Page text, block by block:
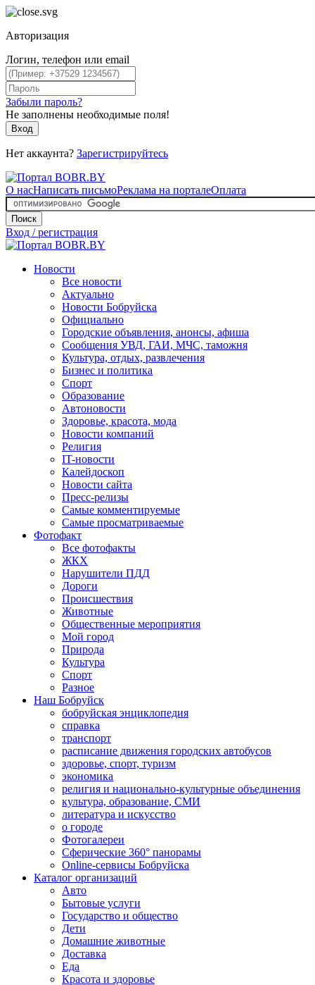
Авторизация
Логин, телефон или email
Забыли пароль?
Не заполнены необходимые поля!
Вход
Нет аккаунта? Зарегистрируйтесь
О насНаписать письмоРеклама на порталеОплата
Поиск
Вход / регистрация
Новости
Все новости
Актуально
Новости Бобруйска
Официально
Городские объявления, анонсы, афиша
Сообщения УВД, ГАИ, МЧС, таможня
Культура, отдых, развлечения
Бизнес и политика
Спорт
Образование
Автоновости
Здоровье, красота, мода
Новости компаний
Религия
IT-новости
Калейдоскоп
Новости сайта
Пресс-релизы
Самые комментируемые
Самые просматриваемые
Фотофакт
Все фотофакты
ЖКХ
Нарушители ПДД
Дороги
Происшествия
Животные
Общественные мероприятия
Мой город
Природа
Культура
Спорт
Разное
Наш Бобруйск
бобруйская энциклопедия
справка
транспорт
расписание движения городских автобусов
здоровье, спорт, туризм
экономика
религия и национально-культурные объединения
культура, образование, СМИ
литература и искусство
о городе
Фотогалереи
Сферические 360° панорамы
Online-сервисы Бобруйска
Каталог организаций
Авто
Бытовые услуги
Государство и общество
Дети
Домашние животные
Доставка
Еда
Красота и здоровье